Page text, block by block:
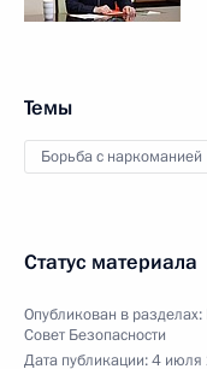
Темы
Борьба с наркоманией
Статус материала
Опубликован в разделах:
Совет Безопасности
Дата публикации:4 июля